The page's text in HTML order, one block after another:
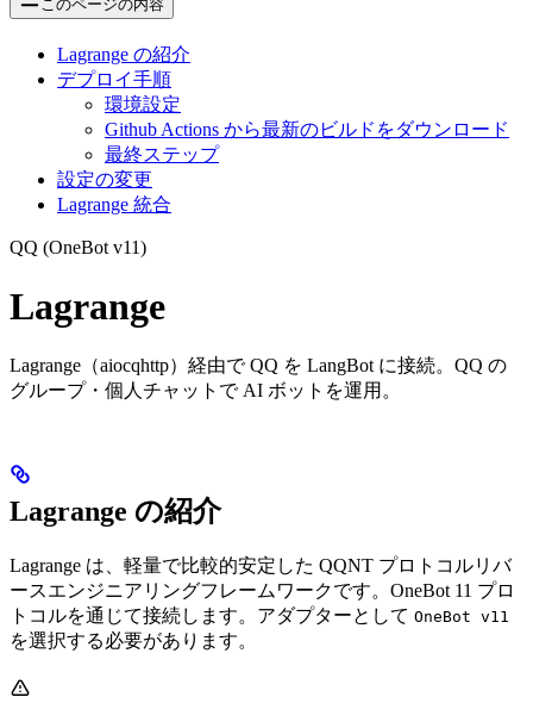
このページの内容
Lagrange の紹介
デプロイ手順
環境設定
Github Actions から最新のビルドをダウンロード
最終ステップ
設定の変更
Lagrange 統合
QQ (OneBot v11)
Lagrange
Lagrange（aiocqhttp）経由で QQ を LangBot に接続。QQ の
グループ・個人チャットで AI ボットを運用。
Lagrange の紹介
Lagrange は、軽量で比較的安定した QQNT プロトコルリバ
ースエンジニアリングフレームワークです。OneBot 11 プロ
トコルを通じて接続します。アダプターとして OneBot v11
を選択する必要があります。